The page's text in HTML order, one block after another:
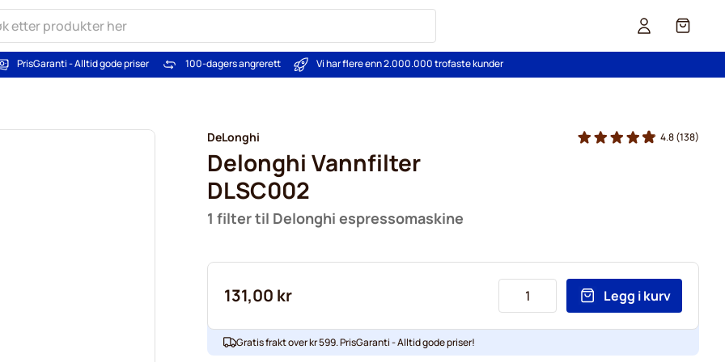
Cart
PrisGaranti - Alltid gode priser 100-dagers angrerett Vi har flere enn 2.000.000 trofaste kunder
DeLonghi
Delonghi Vannfilter
DLSC002
1 filter til Delonghi espressomaskine
4.8(138)
131,00 kr Legg i kurv
Gratis frakt over kr 599. PrisGaranti - Alltid gode priser!